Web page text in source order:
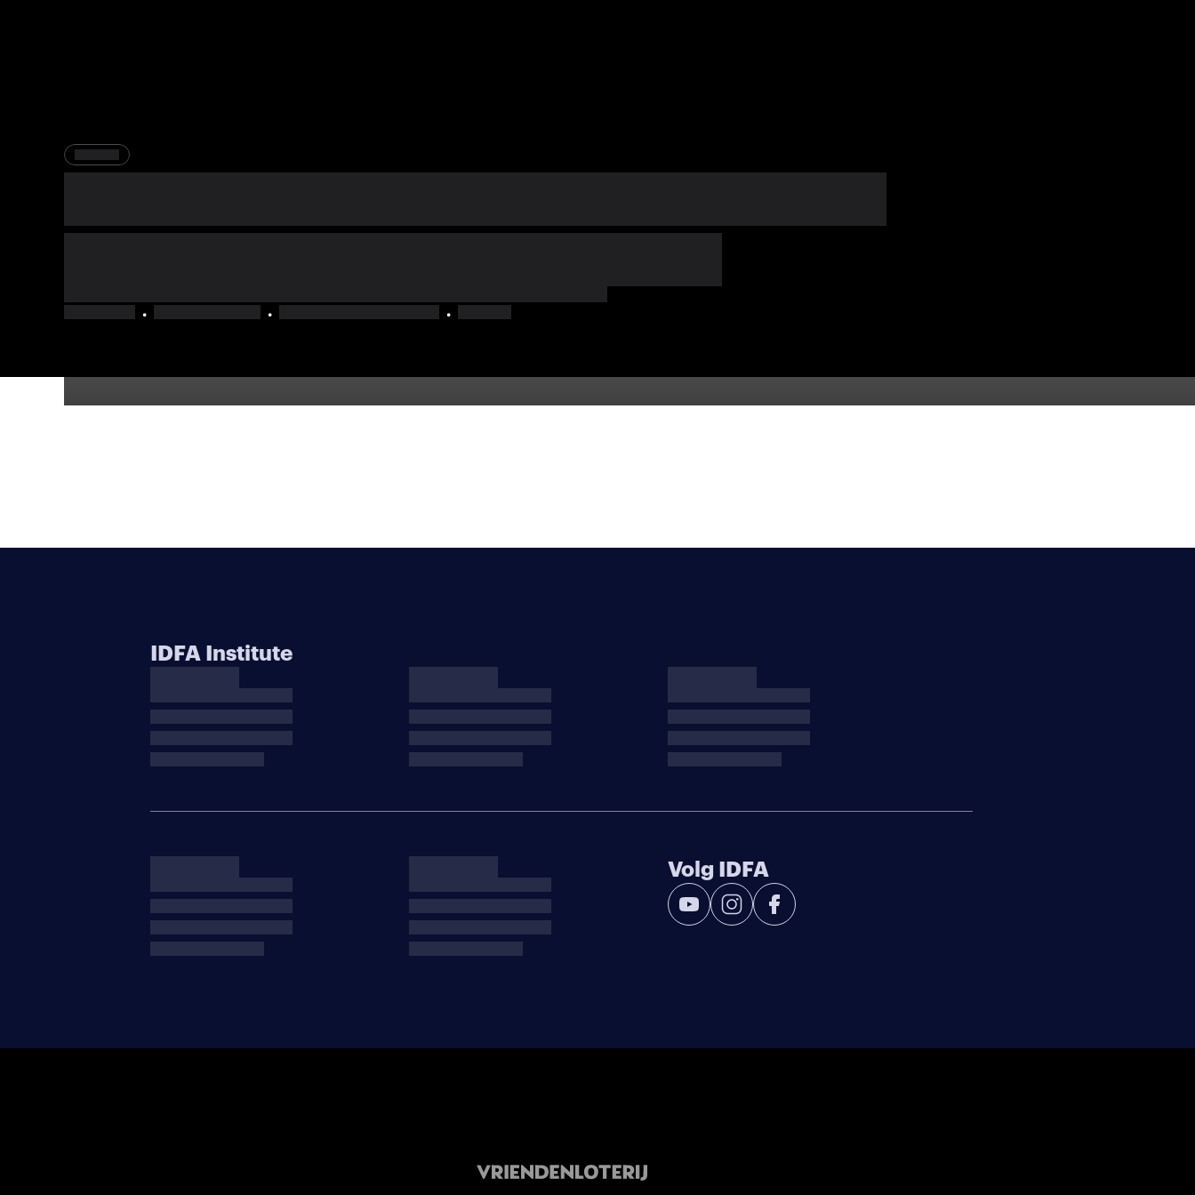
IDFA Institute
Volg IDFA